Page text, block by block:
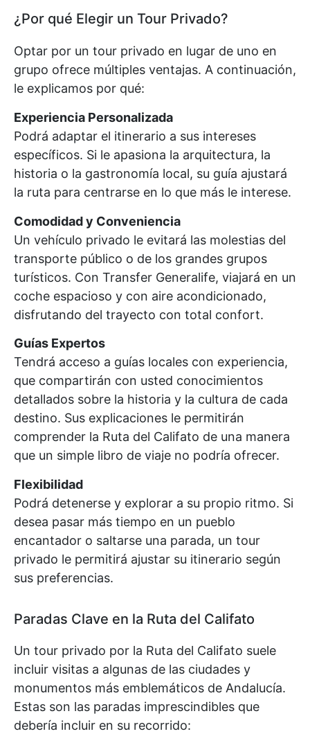
¿Por qué Elegir un Tour Privado?
Optar por un tour privado en lugar de uno en
grupo ofrece múltiples ventajas. A continuación,
le explicamos por qué:
Experiencia Personalizada
Podrá adaptar el itinerario a sus intereses
específicos. Si le apasiona la arquitectura, la
historia o la gastronomía local, su guía ajustará
la ruta para centrarse en lo que más le interese.
Comodidad y Conveniencia
Un vehículo privado le evitará las molestias del
transporte público o de los grandes grupos
turísticos. Con Transfer Generalife, viajará en un
coche espacioso y con aire acondicionado,
disfrutando del trayecto con total confort.
Guías Expertos
Tendrá acceso a guías locales con experiencia,
que compartirán con usted conocimientos
detallados sobre la historia y la cultura de cada
destino. Sus explicaciones le permitirán
comprender la Ruta del Califato de una manera
que un simple libro de viaje no podría ofrecer.
Flexibilidad
Podrá detenerse y explorar a su propio ritmo. Si
desea pasar más tiempo en un pueblo
encantador o saltarse una parada, un tour
privado le permitirá ajustar su itinerario según
sus preferencias.
Paradas Clave en la Ruta del Califato
Un tour privado por la Ruta del Califato suele
incluir visitas a algunas de las ciudades y
monumentos más emblemáticos de Andalucía.
Estas son las paradas imprescindibles que
debería incluir en su recorrido: